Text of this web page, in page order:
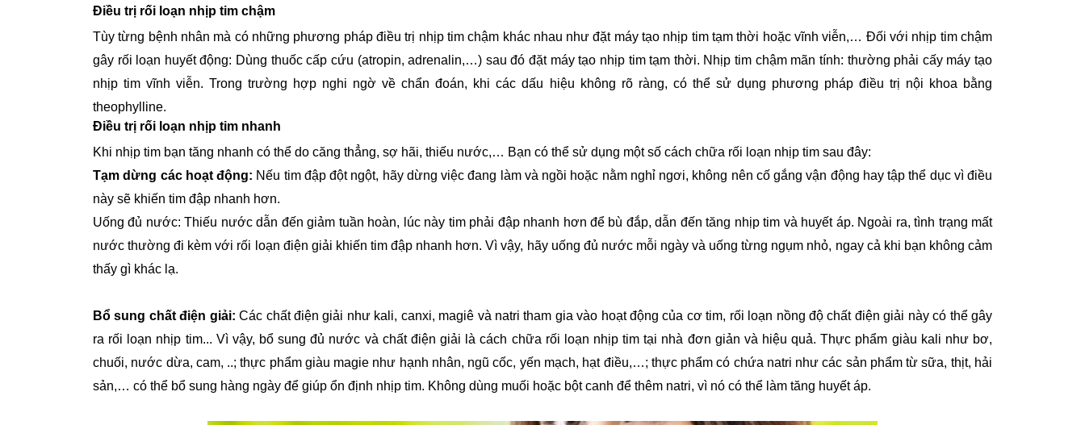
Điều trị rối loạn nhịp tim chậm
Tùy từng bệnh nhân mà có những phương pháp điều trị nhịp tim chậm khác nhau như đặt máy tạo nhịp tim tạm thời hoặc vĩnh viễn,… Đối với nhịp tim chậm
gây rối loạn huyết động: Dùng thuốc cấp cứu (atropin, adrenalin,…) sau đó đặt máy tạo nhịp tim tạm thời. Nhịp tim chậm mãn tính: thường phải cấy máy tạo
nhịp tim vĩnh viễn. Trong trường hợp nghi ngờ về chẩn đoán, khi các dấu hiệu không rõ ràng, có thể sử dụng phương pháp điều trị nội khoa bằng
theophylline.
Điều trị rối loạn nhịp tim nhanh
Khi nhịp tim bạn tăng nhanh có thể do căng thẳng, sợ hãi, thiếu nước,… Bạn có thể sử dụng một số cách chữa rối loạn nhịp tim sau đây:
Tạm dừng các hoạt động: Nếu tim đập đột ngột, hãy dừng việc đang làm và ngồi hoặc nằm nghỉ ngơi, không nên cố gắng vận động hay tập thể dục vì điều
này sẽ khiến tim đập nhanh hơn.
Uống đủ nước: Thiếu nước dẫn đến giảm tuần hoàn, lúc này tim phải đập nhanh hơn để bù đắp, dẫn đến tăng nhịp tim và huyết áp. Ngoài ra, tình trạng mất
nước thường đi kèm với rối loạn điện giải khiến tim đập nhanh hơn. Vì vậy, hãy uống đủ nước mỗi ngày và uống từng ngụm nhỏ, ngay cả khi bạn không cảm
thấy gì khác lạ.
Bổ sung chất điện giải: Các chất điện giải như kali, canxi, magiê và natri tham gia vào hoạt động của cơ tim, rối loạn nồng độ chất điện giải này có thể gây
ra rối loạn nhịp tim... Vì vậy, bổ sung đủ nước và chất điện giải là cách chữa rối loạn nhịp tim tại nhà đơn giản và hiệu quả. Thực phẩm giàu kali như bơ,
chuối, nước dừa, cam, ..; thực phẩm giàu magie như hạnh nhân, ngũ cốc, yến mạch, hạt điều,…; thực phẩm có chứa natri như các sản phẩm từ sữa, thịt, hải
sản,… có thể bổ sung hàng ngày để giúp ổn định nhịp tim. Không dùng muối hoặc bột canh để thêm natri, vì nó có thể làm tăng huyết áp.